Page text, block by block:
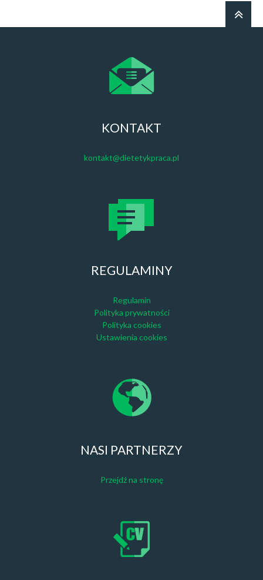
KONTAKT
kontakt@dietetykpraca.pl
REGULAMINY
Regulamin
Polityka prywatności
Polityka cookies
Ustawienia cookies
NASI PARTNERZY
Przejdź na stronę